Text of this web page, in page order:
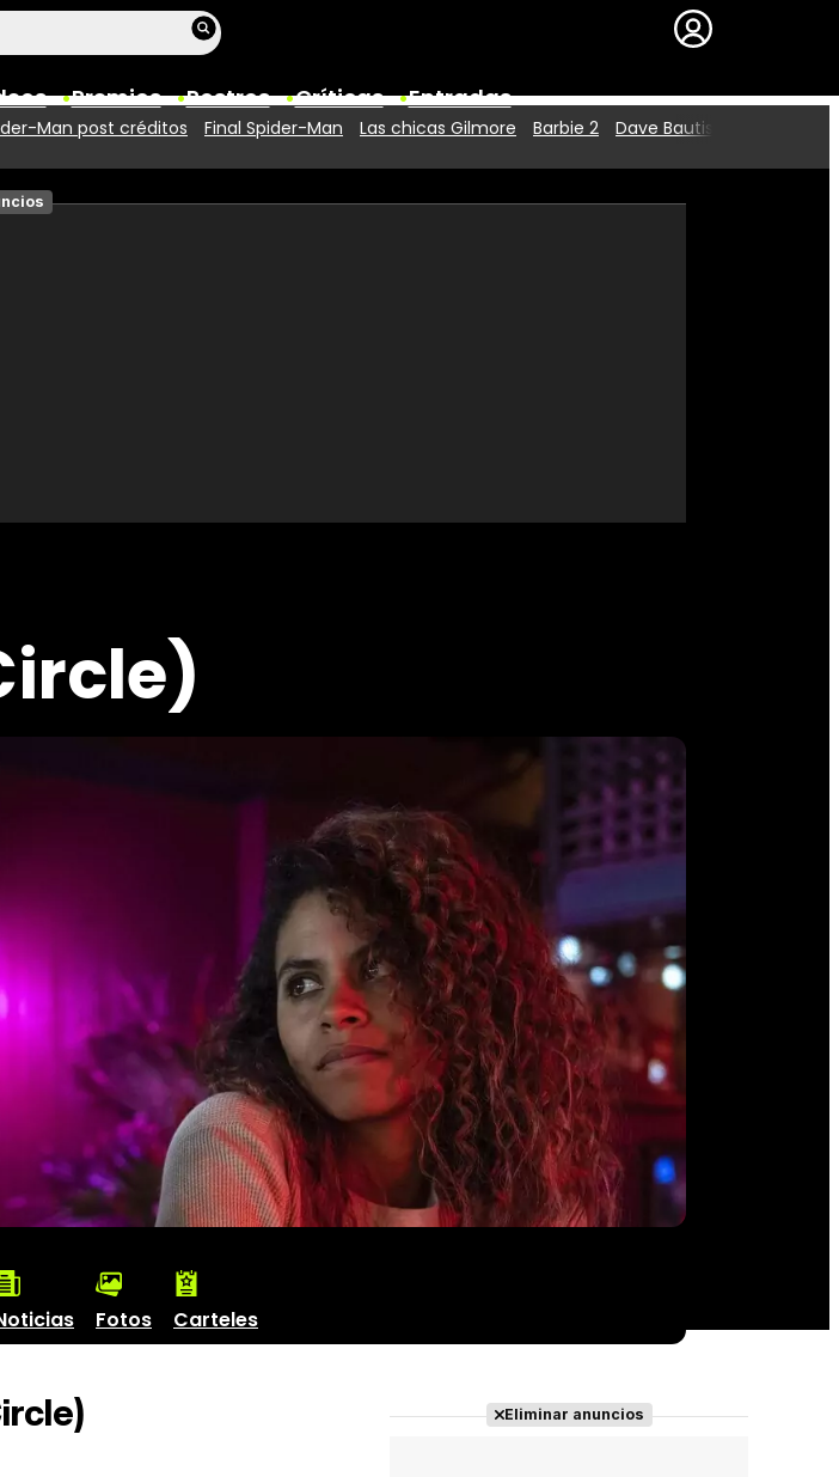
Premios Rostros Críticas Entradas
Fotos
Premios
Man post créditos Final Spider-Man Las chicas Gilmore Barbie 2 Dave Bautista
Fotos Carteles
Eliminar anuncios